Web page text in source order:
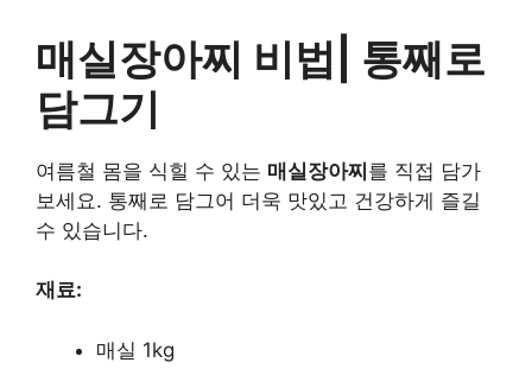
매실장아찌 비법| 통째로
담그기
여름철 몸을 식힐 수 있는 매실장아찌를 직접 담가
보세요. 통째로 담그어 더욱 맛있고 건강하게 즐길
수 있습니다.
재료:
매실 1kg